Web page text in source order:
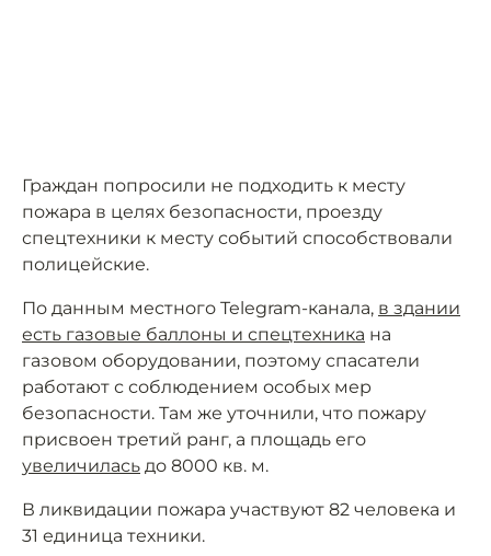
Граждан попросили не подходить к месту
пожара в целях безопасности, проезду
спецтехники к месту событий способствовали
полицейские.
По данным местного Telegram-канала, в здании
есть газовые баллоны и спецтехника на
газовом оборудовании, поэтому спасатели
работают с соблюдением особых мер
безопасности. Там же уточнили, что пожару
присвоен третий ранг, а площадь его
увеличилась до 8000 кв. м.
В ликвидации пожара участвуют 82 человека и
31 единица техники.